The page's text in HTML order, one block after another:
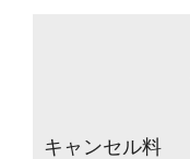
キャンセル料